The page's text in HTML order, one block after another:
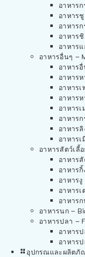
อาหาร
อาหาร
อาหาร
อาหาร
อาหาร
อาหารอื่นๆ –
อาหาร
อาหาร
อาหารเ
อาหาร
อาหาร
อาหาร
อาหารลิ
อาหาร
อาหารสัตว์เลี้
อาหาร
อาหารกิ้
อาหารงู
อาหาร
อาหารก
อาหารนก –
อาหารปลา –
อาหาร
อาหาร
อุปกรณและผลิตภั